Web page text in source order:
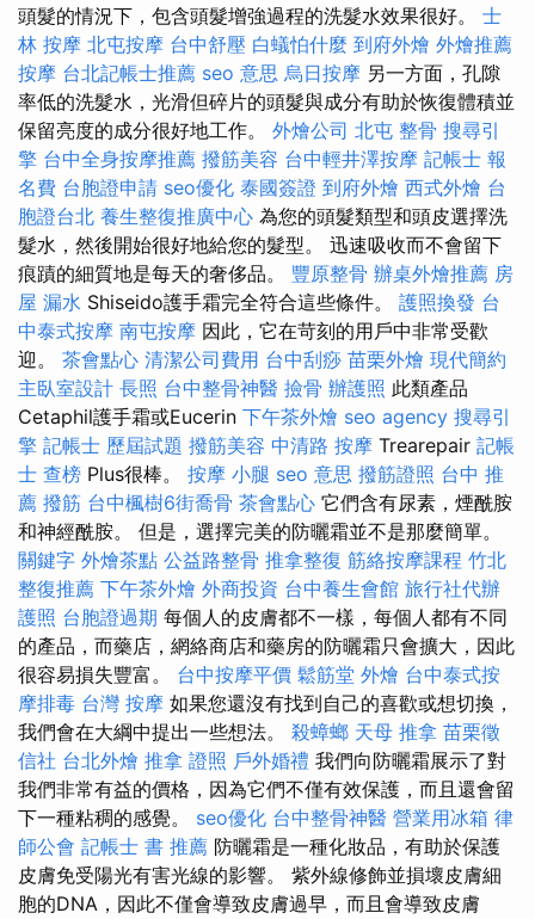
頭髮的情況下，包含頭髮增強過程的洗髮水效果很好。 士
林 按摩 北屯按摩 台中舒壓 白蟻怕什麼 到府外燴 外燴推薦
按摩 台北記帳士推薦 seo 意思 烏日按摩 另一方面，孔隙
率低的洗髮水，光滑但碎片的頭髮與成分有助於恢復體積並
保留亮度的成分很好地工作。 外燴公司 北屯 整骨 搜尋引
擎 台中全身按摩推薦 撥筋美容 台中輕井澤按摩 記帳士 報
名費 台胞證申請 seo優化 泰國簽證 到府外燴 西式外燴 台
胞證台北 養生整復推廣中心 為您的頭髮類型和頭皮選擇洗
髮水，然後開始很好地給您的髮型。 迅速吸收而不會留下
痕蹟的細質地是每天的奢侈品。 豐原整骨 辦桌外燴推薦 房
屋 漏水 Shiseido護手霜完全符合這些條件。 護照換發 台
中泰式按摩 南屯按摩 因此，它在苛刻的用戶中非常受歡
迎。 茶會點心 清潔公司費用 台中刮痧 苗栗外燴 現代簡約
主臥室設計 長照 台中整骨神醫 撿骨 辦護照 此類產品
Cetaphil護手霜或Eucerin 下午茶外燴 seo agency 搜尋引
擎 記帳士 歷屆試題 撥筋美容 中清路 按摩 Trearepair 記帳
士 查榜 Plus很棒。 按摩 小腿 seo 意思 撥筋證照 台中 推
薦 撥筋 台中楓樹6街喬骨 茶會點心 它們含有尿素，煙酰胺
和神經酰胺。 但是，選擇完美的防曬霜並不是那麼簡單。
關鍵字 外燴茶點 公益路整骨 推拿整復 筋絡按摩課程 竹北
整復推薦 下午茶外燴 外商投資 台中養生會館 旅行社代辦
護照 台胞證過期 每個人的皮膚都不一樣，每個人都有不同
的產品，而藥店，網絡商店和藥房的防曬霜只會擴大，因此
很容易損失豐富。 台中按摩平價 鬆筋堂 外燴 台中泰式按
摩排毒 台灣 按摩 如果您還沒有找到自己的喜歡或想切換，
我們會在大綱中提出一些想法。 殺蟑螂 天母 推拿 苗栗徵
信社 台北外燴 推拿 證照 戶外婚禮 我們向防曬霜展示了對
我們非常有益的價格，因為它們不僅有效保護，而且還會留
下一種粘稠的感覺。 seo優化 台中整骨神醫 營業用冰箱 律
師公會 記帳士 書 推薦 防曬霜是一種化妝品，有助於保護
皮膚免受陽光有害光線的影響。 紫外線修飾並損壞皮膚細
胞的DNA，因此不僅會導致皮膚過早，而且會導致皮膚